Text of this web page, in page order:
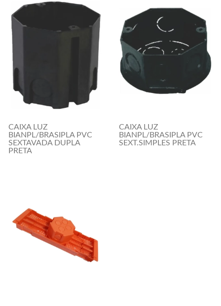
CAIXA LUZ
BIANPL/BRASIPLA PVC
SEXTAVADA DUPLA
PRETA
CAIXA LUZ
BIANPL/BRASIPLA PVC
SEXT.SIMPLES PRETA